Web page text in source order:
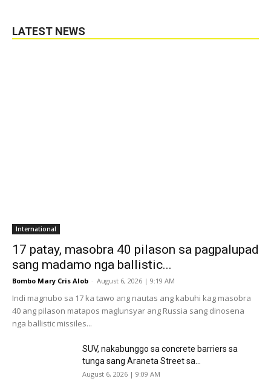
LATEST NEWS
International
17 patay, masobra 40 pilason sa pagpalupad
sang madamo nga ballistic...
Bombo Mary Cris Alob - August 6, 2026 | 9:19 AM
Indi magnubo sa 17 ka tawo ang nautas ang kabuhi kag masobra
40 ang pilason matapos maglunsyar ang Russia sang dinosena
nga ballistic missiles...
SUV, nakabunggo sa concrete barriers sa
tunga sang Araneta Street sa...
August 6, 2026 | 9:09 AM